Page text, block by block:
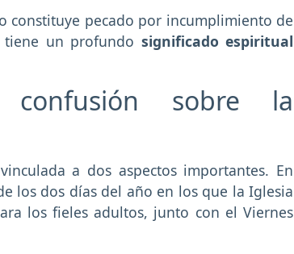
constituye pecado por incumplimiento de
un profundo significado espiritual
sobre la
a dos aspectos importantes. En
los dos días del año en los que la Iglesia
los fieles adultos, junto con el Viernes